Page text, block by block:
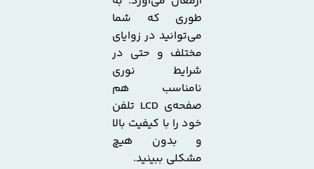
طوری که شما
می‌توانید در زوایای
مختلف و حتی در
شرایط نوری
نامناسب هم
صفحه‌ی LCD تلفن
خود را با کیفیت بالا
و بدون هیچ
مشکلی ببینید.